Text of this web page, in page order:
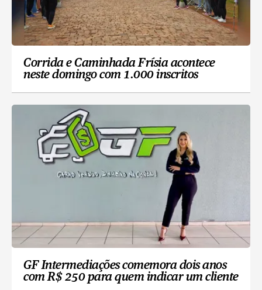
Corrida e Caminhada Frísia acontece
neste domingo com 1.000 inscritos
GF Intermediações comemora dois anos
com R$ 250 para quem indicar um cliente